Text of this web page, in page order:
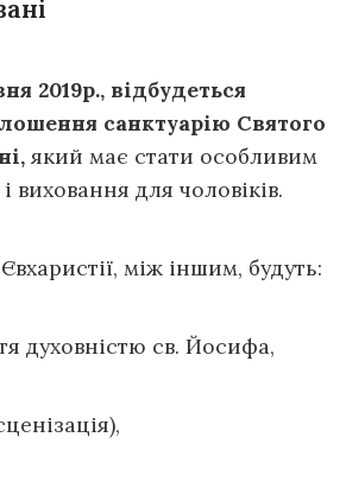
2019р., відбудеться
санктуарію Святого
який має стати особливим
виховання для чоловіків.
між іншим, будуть:
духовністю св. Йосифа,